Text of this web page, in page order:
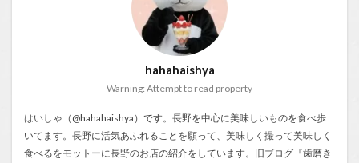
hahahaishya
Warning: Attempt to read property
はいしゃ（@hahahaishya）です。長野を中心に美味しいものを食べ歩
いてます。長野に活気あふれることを願って、美味しく撮って美味しく
食べるをモットーに長野のお店の紹介をしています。旧ブログ『歯磨き